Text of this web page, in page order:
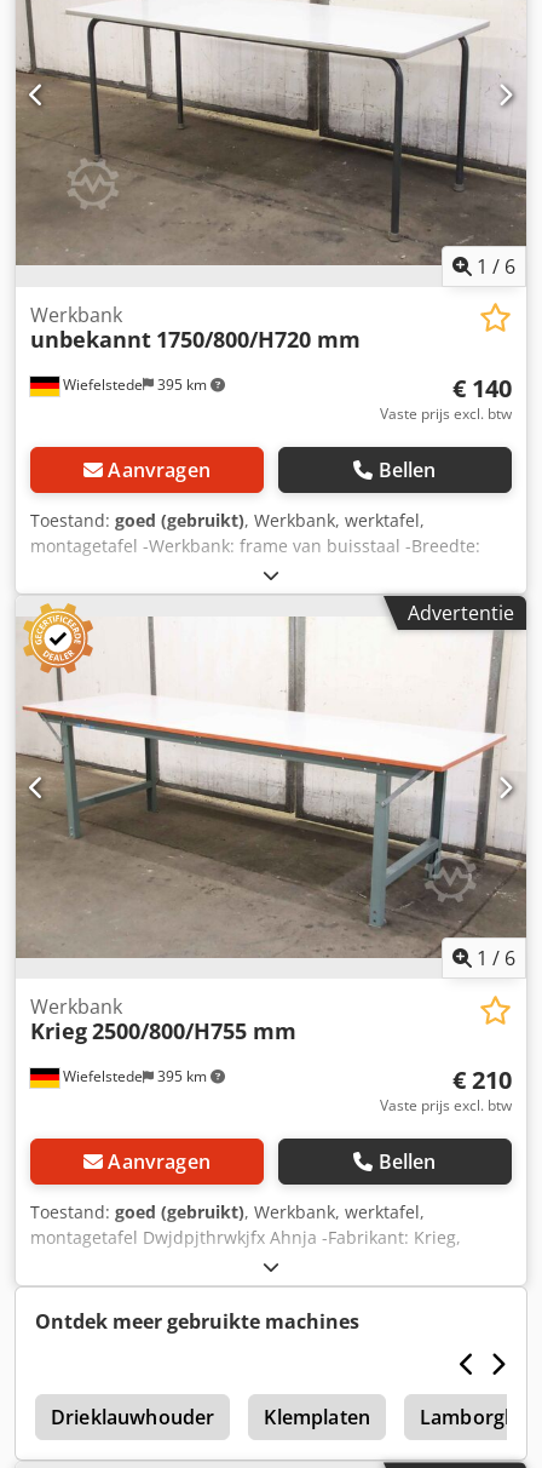
1 / 6
Wiefelstede 395 km
Werkbank
unbekannt 1750/800/H720 mm
€ 140
Vaste prijs excl. btw
Aanvragen Bellen
Toestand: goed (gebruikt), Werkbank, werktafel,
montagetafel -Werkbank: frame van buisstaal -Breedte:
1750 mm -Diepte: 800 mm -Hoogte: 750 mm -Aantal: 2
werkbanken beschikbaar -Prijs: per stuk -Gewicht: 36
kg/stuk Dwedpfjthrwvex Ahnea
Advertentie
1 / 6
Wiefelstede 395 km
Werkbank
Krieg2500/800/H755 mm
€ 210
Vaste prijs excl. btw
Aanvragen Bellen
Toestand: goed (gebruikt), Werkbank, werktafel,
montagetafel Dwjdpjthrwkjfx Ahnja -Fabrikant: Krieg,
werkbank, robuuste constructie -Breedte: 2500 mm -
Diepte: 800 mm -Hoogte: 755 mm -Aantal: 1 werkbank
beschikbaar -Gewicht: 53 kg
Ontdek meer gebruikte machines
Drieklauwhouder Klemplaten Lamborghini